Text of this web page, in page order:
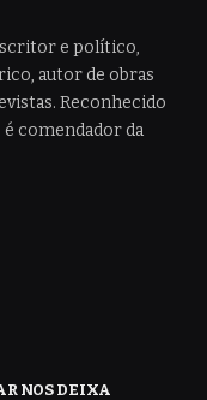
e político,
autor de obras
Reconhecido
comendador da
NOS DEIXA